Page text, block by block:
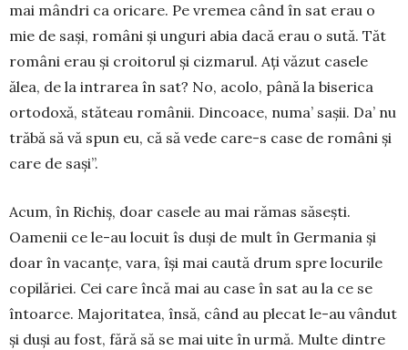
mai mândri ca oricare. Pe vremea când în sat erau o
mie de sași, români și unguri abia dacă erau o sută. Tăt
ro­mâni erau și croitorul și cizmarul. Ați văzut casele
ălea, de la intrarea în sat? No, acolo, până la biserica
ortodoxă, stăteau românii. Dincoace, numa’ sașii. Da’ nu
trăbă să vă spun eu, că să vede care-s case de români și
care de sași”.
Acum, în Richiș, doar casele au mai rămas să­sești.
Oamenii ce le-au locuit îs duși de mult în Ger­mania și
doar în vacanțe, vara, își mai caută drum spre locurile
copilăriei. Cei care încă mai au case în sat au la ce se
întoarce. Majo­ritatea, însă, când au plecat le-au vândut
și duși au fost, fără să se mai uite în urmă. Multe dintre